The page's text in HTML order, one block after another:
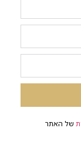
של האתר